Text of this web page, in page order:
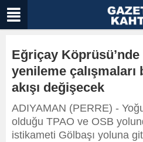
Eğriçay Köprüsü’nde
yenileme çalışmaları
akışı değişecek
ADIYAMAN (PERRE) -
olduğu TPAO ve OSB
istikameti Gölbaşı yoluna